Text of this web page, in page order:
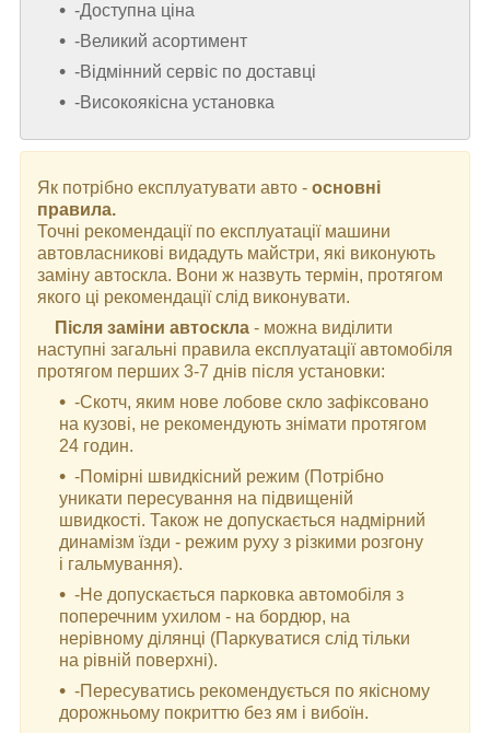
-Доступна ціна
-Великий асортимент
-Відмінний сервіс по доставці
-Високоякісна установка
Як потрібно експлуатувати авто - основні
правила.
Точні рекомендації по експлуатації машини
автовласникові видадуть майстри, які виконують
заміну автоскла. Вони ж назвуть термін, протягом
якого ці рекомендації слід виконувати.
Після заміни автоскла - можна виділити
наступні загальні правила експлуатації автомобіля
протягом перших 3-7 днів після установки:
-Скотч, яким нове лобове скло зафіксовано
на кузові, не рекомендують знімати протягом
24 годин.
-Помірні швидкісний режим (Потрібно
уникати пересування на підвищеній
швидкості. Також не допускається надмірний
динамізм їзди - режим руху з різкими розгону
і гальмування).
-Не допускається парковка автомобіля з
поперечним ухилом - на бордюр, на
нерівному ділянці (Паркуватися слід тільки
на рівній поверхні).
-Пересуватись рекомендується по якісному
дорожньому покриттю без ям і вибоїн.